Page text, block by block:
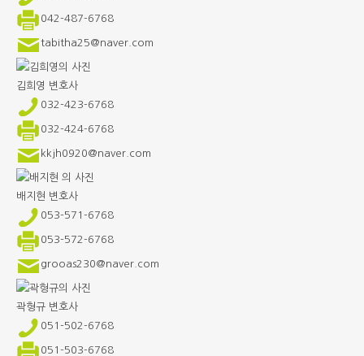
042-487-6768
tabitha25@naver.com
김희영 변호사
032-423-6768
032-424-6768
kkjh0920@naver.com
배지현 변호사
053-571-6768
053-572-6768
grooas230@naver.com
곽형규 변호사
051-502-6768
051-503-6768